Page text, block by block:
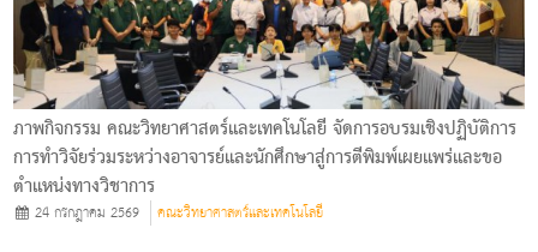
ภาพกิจกรรม คณะวิทยาศาสตร์และเทคโนโลยี จัดการอบรมเชิงปฏิบัติการ
การทำวิจัยร่วมระหว่างอาจารย์และนักศึกษาสู่การตีพิมพ์เผยแพร่และขอ
ตำแหน่งทางวิชาการ
24 กรกฎาคม 2569 คณะวิทยาศาสตร์และเทคโนโลยี